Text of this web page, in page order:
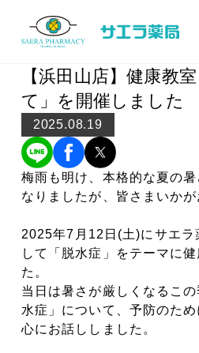
Topics
トピックス
【浜田山店】健康教
て」を開催しました
2025.08.19
梅雨も明け、本格的な夏の
なりましたが、皆さまいかが
2025年7月12日(土)にサエラ
して「脱水症」をテーマに
た。
当日は暑さが厳しくなるこ
水症」について、予防のた
心にお話ししました。